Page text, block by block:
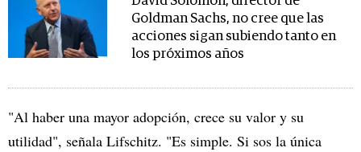
Goldman Sachs, no cree que las
acciones sigan subiendo tanto en
los próximos años
"Al haber una mayor adopción, crece su valor y su
utilidad", señala Lifschitz. "Es simple. Si sos la única